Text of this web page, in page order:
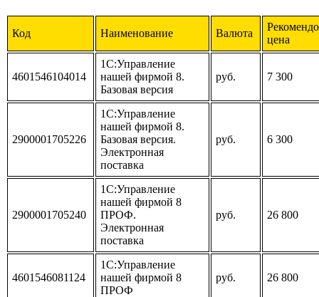
Код Наименование Валюта
цена
4601546104014
1С:Управление
нашей фирмой 8.
Базовая версия
руб. 7 300
2900001705226
1С:Управление
нашей фирмой 8.
Базовая версия.
Электронная
поставка
руб. 6 300
2900001705240
1С:Управление
нашей фирмой 8
ПРОФ.
Электронная
поставка
руб. 26 800
4601546081124
1С:Управление
нашей фирмой 8
ПРОФ
руб. 26 800